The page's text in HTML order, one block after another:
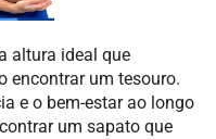
altura ideal que
encontrar um tesouro.
e o bem-estar ao longo
um sapato que